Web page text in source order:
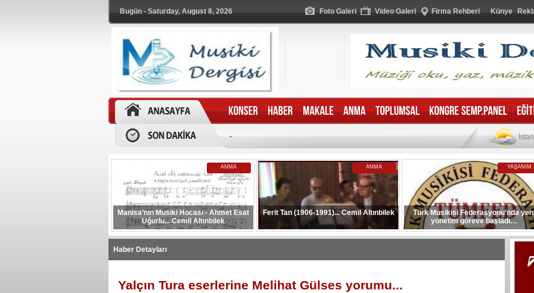
Bugün - Saturday, August 8, 2026 Foto Galeri Video Galeri Firma Rehberi Künye
-
ANMA
Manisa’nın Musiki Hocası - Ahmet Esat
Uğurlu... Cemil Altınbilek
ANMA
Ferit Tan (1906-1991)... Cemil Altınbilek
YAŞANIM
Türk Musikisi Federasyonu’nda
yönetim göreve başladı…
Haber Detayları
Yalçın Tura eserlerine Melihat Gülses yorumu...